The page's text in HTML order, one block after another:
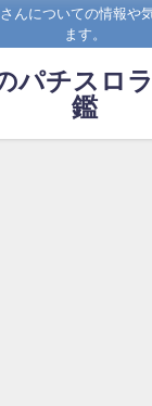
んについての情報や
ます。
パチスロ
鑑